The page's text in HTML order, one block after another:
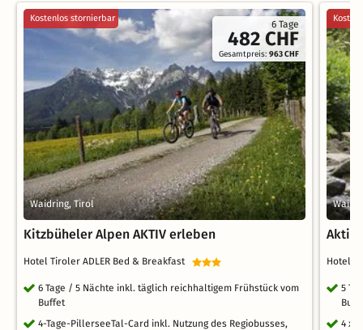
6 Tage
482 CHF
Gesamtpreis:963 CHF
Kostenlos stornierbar
Waidring, Tirol
Kitzbüheler Alpen AKTIV erleben
Hotel Tiroler ADLER Bed & Breakfast
6 Tage / 5 Nächte inkl. täglich reichhaltigem Frühstück vom
Buffet
4-Tage-PillerseeTal-Card inkl. Nutzung des Regiobusses,
Hotel
5
4 x